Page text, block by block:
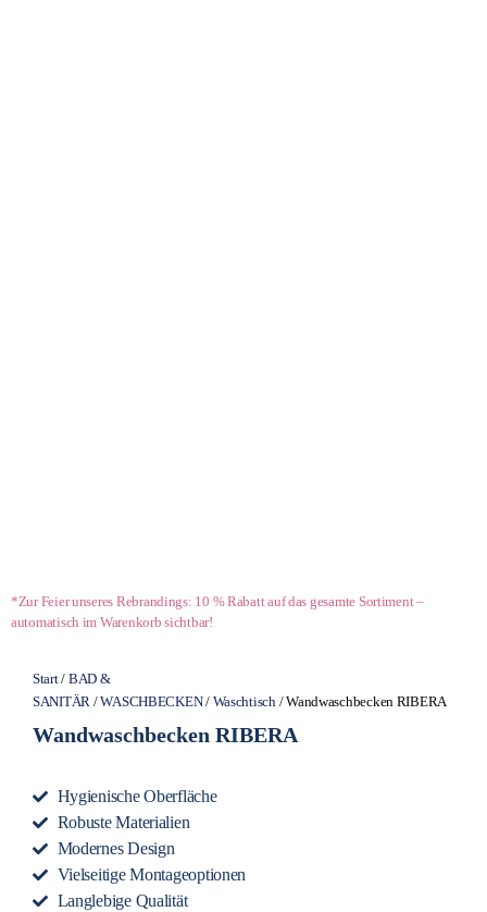
*Zur Feier unseres Rebrandings: 10 % Rabatt auf das gesamte Sortiment –
automatisch im Warenkorb sichtbar!
Start/ BAD &
SANITÄR /WASCHBECKEN/ Waschtisch / Wandwaschbecken RIBERA
Wandwaschbecken RIBERA
Hygienische Oberfläche
Robuste Materialien
Modernes Design
Vielseitige Montageoptionen
Langlebige Qualität